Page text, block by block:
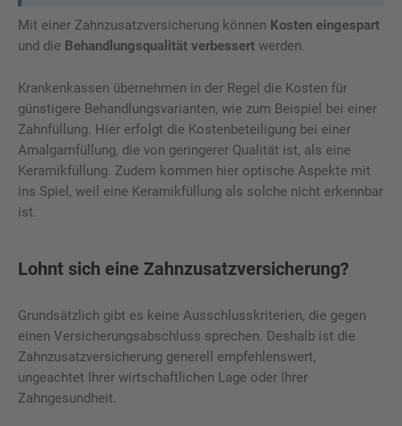
Mit einer Zahnzusatzversicherung können Kosten eingespart
und die Behandlungsqualität verbessert werden.
Krankenkassen übernehmen in der Regel die Kosten für
günstigere Behandlungsvarianten, wie zum Beispiel bei einer
Zahnfüllung. Hier erfolgt die Kostenbeteiligung bei einer
Amalgamfüllung, die von geringerer Qualität ist, als eine
Keramikfüllung. Zudem kommen hier optische Aspekte mit
ins Spiel, weil eine Keramikfüllung als solche nicht erkennbar
ist.
Lohnt sich eine Zahnzusatzversicherung?
Grundsätzlich gibt es keine Ausschlusskriterien, die gegen
einen Versicherungsabschluss sprechen. Deshalb ist die
Zahnzusatzversicherung generell empfehlenswert,
ungeachtet Ihrer wirtschaftlichen Lage oder Ihrer
Zahngesundheit.